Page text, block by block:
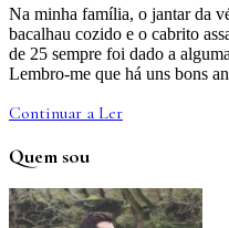
Na minha família, o jantar da
bacalhau cozido e o cabrito
de 25 sempre foi dado a
Lembro-me que há uns bons
Continuar a Ler
Quem sou